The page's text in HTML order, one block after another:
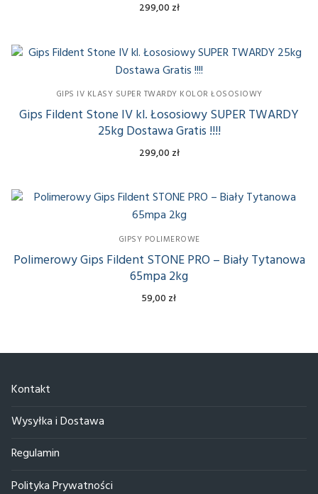
299,00 zł
GIPS IV KLASY SUPER TWARDY KOLOR ŁOSOSIOWY
Gips Fildent Stone IV kl. Łososiowy SUPER TWARDY
25kg Dostawa Gratis !!!!
299,00 zł
GIPSY POLIMEROWE
Polimerowy Gips Fildent STONE PRO – Biały Tytanowa
65mpa 2kg
59,00 zł
Kontakt
Wysyłka i Dostawa
Regulamin
Polityka Prywatności